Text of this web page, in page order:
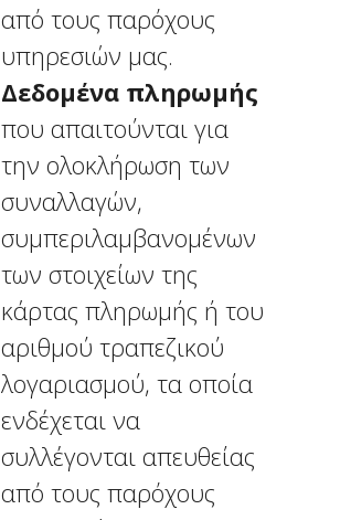
από τους παρόχους
υπηρεσιών μας.
Δεδομένα πληρωμής
που απαιτούνται για
την ολοκλήρωση των
συναλλαγών,
συμπεριλαμβανομένων
των στοιχείων της
κάρτας πληρωμής ή του
αριθμού τραπεζικού
λογαριασμού, τα οποία
ενδέχεται να
συλλέγονται απευθείας
από τους παρόχους